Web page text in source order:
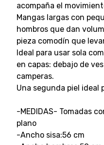
acompaña el
Mangas largas con
hombros que dan
pieza comodín que
Ideal para usar sola
en capas: debajo de
camperas.
Una segunda piel ideal
-MEDIDAS- Tomadas
plano
-Ancho sisa:56 cm